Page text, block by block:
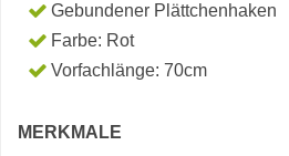
Gebundener Plättchenhaken
Farbe: Rot
Vorfachlänge: 70cm
MERKMALE